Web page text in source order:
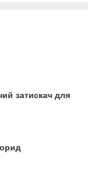
затискач для